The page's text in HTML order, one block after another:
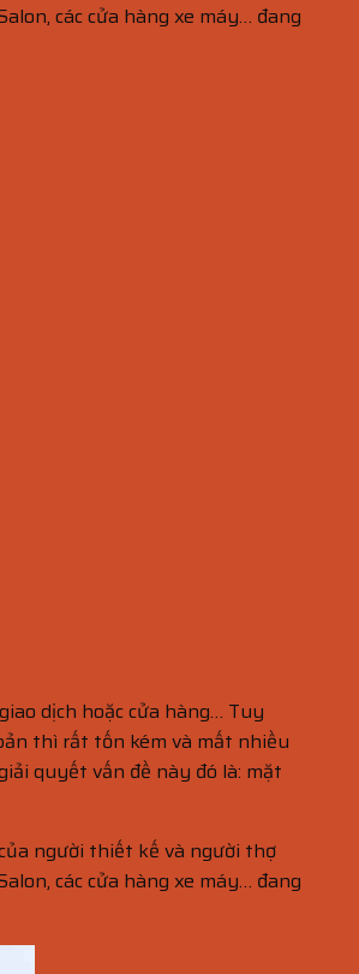
các cửa hàng xe máy… đang
dịch hoặc cửa hàng… Tuy
thì rất tốn kém và mất nhiều
quyết vấn đề này đó là: mặt
người thiết kế và người thợ
các cửa hàng xe máy… đang